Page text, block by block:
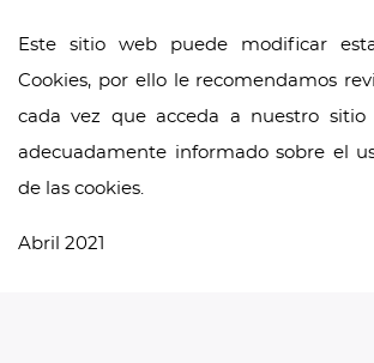
Este sitio web puede modificar
Cookies, por ello le recomendamos
cada vez que acceda a nuestro
adecuadamente informado sobre el
de las cookies.
Abril 2021